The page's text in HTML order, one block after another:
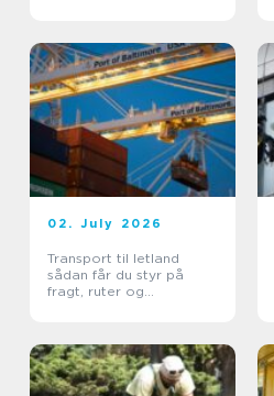
02. July 2026
Transport til letland
sådan får du styr på
fragt, ruter og